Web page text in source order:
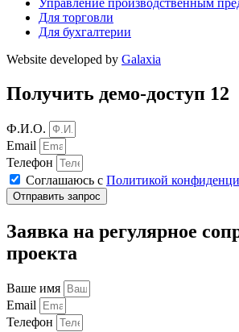
Управление производственным
Для торговли
Для бухгалтерии
Website developed by Galaxia
Получить демо-доступ 12
Ф.И.О.
Email
Телефон
Соглашаюсь с Политикой
Отправить запрос
Заявка на регулярное
проекта
Ваше имя
Email
Телефон